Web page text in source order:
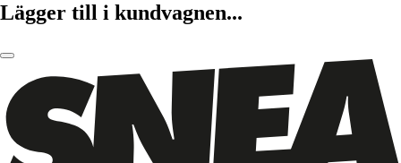
Lägger till i kundvagnen...